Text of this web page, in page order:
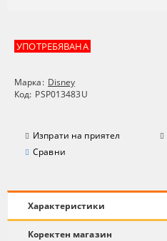
УПОТРЕБЯВАНА
Марка: Disney
Код: PSP013483U
Изпрати на приятел
Сравни
Характеристики
Коректен магазин